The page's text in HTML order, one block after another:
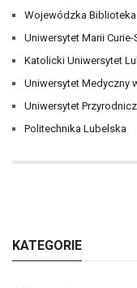
Wojewódzka
Uniwersytet Marii
Katolicki Uniwersytet
Uniwersytet Medyczny
Uniwersytet
Politechnika Lubelska
KATEGORIE